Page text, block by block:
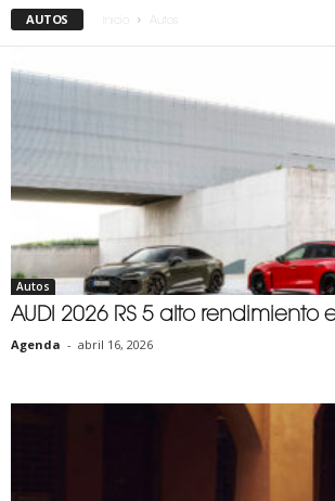
AUTOS Autos
Autos
AUDI 2026 RS 5 alto rendimiento
Agenda - abril 16, 2026